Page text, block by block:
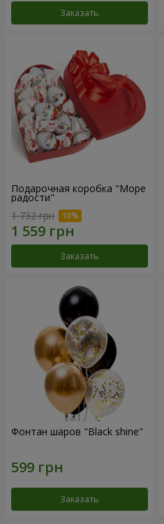
Заказать
Подарочная коробка "Море
радости"
1 732 грн
Заказать
Фонтан шаров "Black shine"
Заказать